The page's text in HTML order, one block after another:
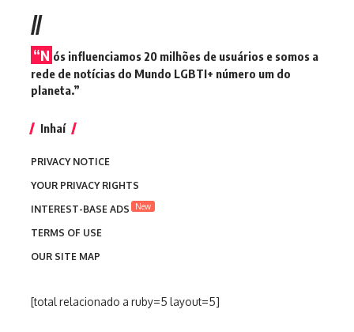
//
“N ós influenciamos 20 milhões de usuários e somos a
rede de notícias do Mundo LGBTI+ número um do
planeta.”
Inhaí
PRIVACY NOTICE
YOUR PRIVACY RIGHTS
INTEREST-BASE ADS
New
TERMS OF USE
OUR SITE MAP
[total relacionado a ruby=5 layout=5]